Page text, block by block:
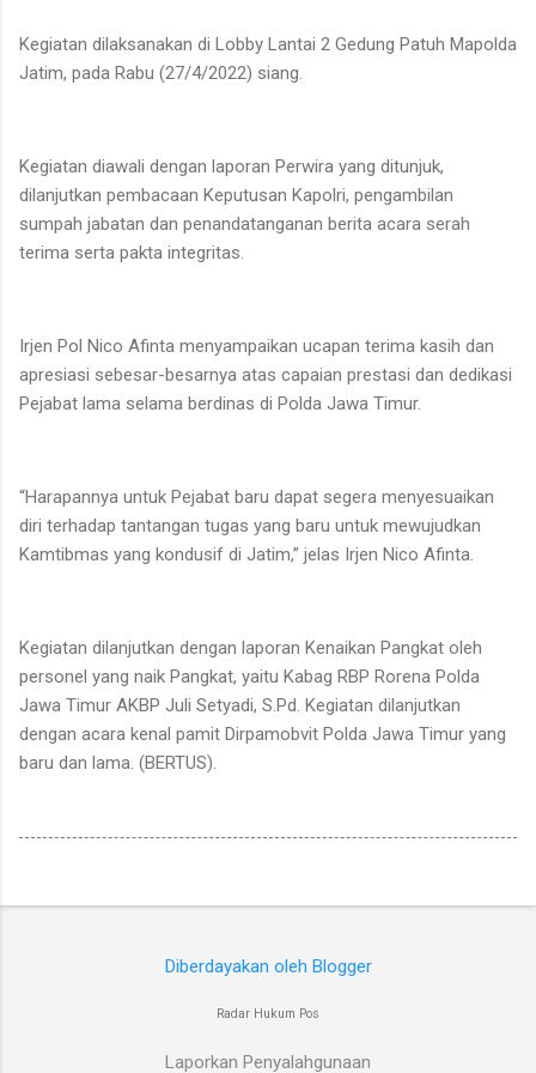
Kegiatan dilaksanakan di Lobby Lantai 2 Gedung Patuh Mapolda
Jatim, pada Rabu (27/4/2022) siang.
Kegiatan diawali dengan laporan Perwira yang ditunjuk,
dilanjutkan pembacaan Keputusan Kapolri, pengambilan
sumpah jabatan dan penandatanganan berita acara serah
terima serta pakta integritas.
Irjen Pol Nico Afinta menyampaikan ucapan terima kasih dan
apresiasi sebesar-besarnya atas capaian prestasi dan dedikasi
Pejabat lama selama berdinas di Polda Jawa Timur.
“Harapannya untuk Pejabat baru dapat segera menyesuaikan
diri terhadap tantangan tugas yang baru untuk mewujudkan
Kamtibmas yang kondusif di Jatim,” jelas Irjen Nico Afinta.
Kegiatan dilanjutkan dengan laporan Kenaikan Pangkat oleh
personel yang naik Pangkat, yaitu Kabag RBP Rorena Polda
Jawa Timur AKBP Juli Setyadi, S.Pd. Kegiatan dilanjutkan
dengan acara kenal pamit Dirpamobvit Polda Jawa Timur yang
baru dan lama. (BERTUS).
Diberdayakan oleh Blogger
Radar Hukum Pos
Laporkan Penyalahgunaan